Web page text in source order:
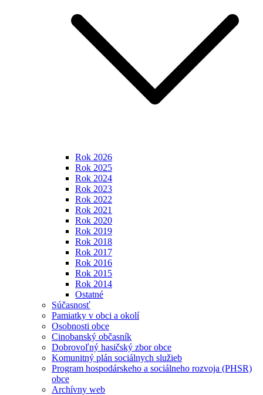
Rok 2026
Rok 2025
Rok 2024
Rok 2023
Rok 2022
Rok 2021
Rok 2020
Rok 2019
Rok 2018
Rok 2017
Rok 2016
Rok 2015
Rok 2014
Ostatné
Súčasnosť
Pamiatky v obci a okolí
Osobnosti obce
Cinobanský občasník
Dobrovoľný hasičský zbor obce
Komunitný plán sociálnych služieb
Program hospodárskeho a sociálneho rozvoja (PHSR)
obce
Archívny web